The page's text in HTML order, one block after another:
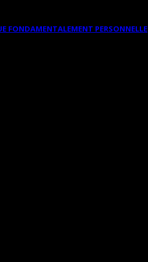
FONDAMENTALEMENT PERSONNELLE